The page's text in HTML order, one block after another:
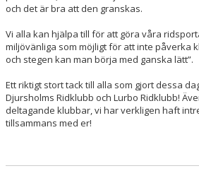
och det är bra att den granskas.
Vi alla kan hjälpa till för att göra våra
miljövänliga som möjligt för att inte påverka
och stegen kan man börja med ganska lätt”.
Ett riktigt stort tack till alla som gjort dessa
Djursholms Ridklubb och Lurbo Ridklubb!
deltagande klubbar, vi har verkligen haft
tillsammans med er!